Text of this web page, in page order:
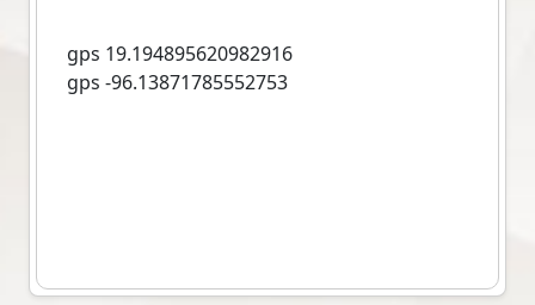
gps 19.194895620982916
gps -96.13871785552753